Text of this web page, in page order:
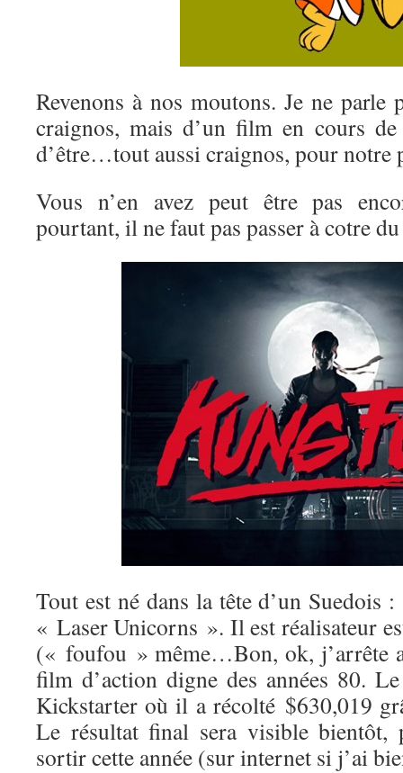
Revenons à nos moutons. Je ne parle
craignos, mais d’un film en cours
d’être…tout aussi craignos, pour notre
Vous n’en avez peut être pas
pourtant, il ne faut pas passer à cotre
Tout est né dans la tête d’un Suedois
« Laser Unicorns ». Il est réalisateur
(« foufou » même…Bon, ok, j’arrête
film d’action digne des années 80.
Kickstarter où il a récolté $630,019
Le résultat final sera visible bientôt,
sortir cette année (sur internet si j’ai